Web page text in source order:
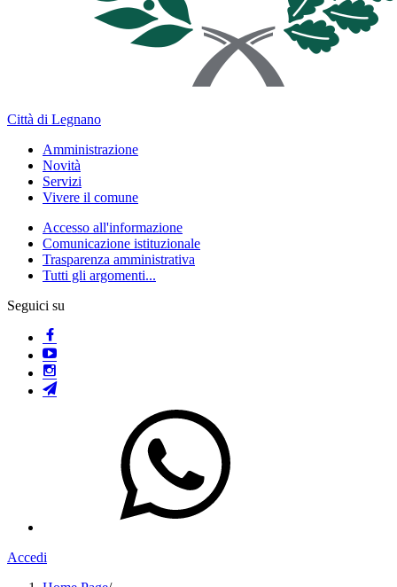
Città di Legnano
Amministrazione
Novità
Servizi
Vivere il comune
Accesso all'informazione
Comunicazione istituzionale
Trasparenza amministrativa
Tutti gli argomenti...
Seguici su
Accedi